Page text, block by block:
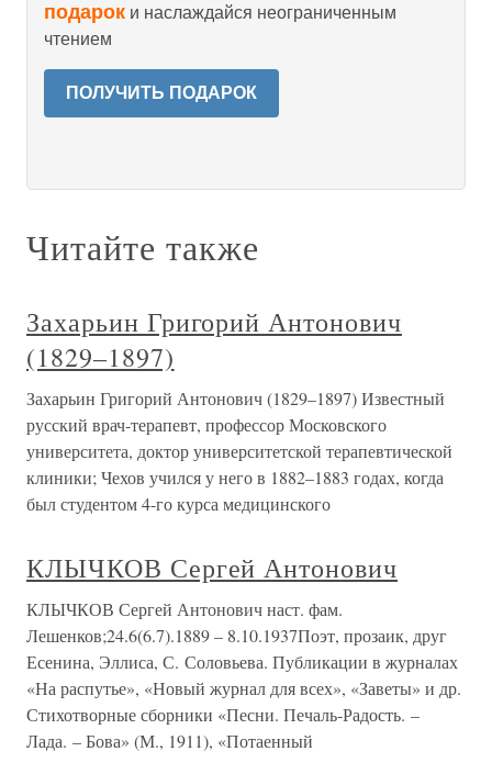
подарок и наслаждайся неограниченным
чтением
ПОЛУЧИТЬ ПОДАРОК
Читайте также
Захарьин Григорий Антонович
(1829–1897)
Захарьин Григорий Антонович (1829–1897) Известный
русский врач-терапевт, профессор Московского
университета, доктор университетской терапевтической
клиники; Чехов учился у него в 1882–1883 годах, когда
был студентом 4-го курса медицинского
КЛЫЧКОВ Сергей Антонович
КЛЫЧКОВ Сергей Антонович наст. фам.
Лешенков;24.6(6.7).1889 – 8.10.1937Поэт, прозаик, друг
Есенина, Эллиса, С. Соловьева. Публикации в журналах
«На распутье», «Новый журнал для всех», «Заветы» и др.
Стихотворные сборники «Песни. Печаль-Радость. –
Лада. – Бова» (М., 1911), «Потаенный